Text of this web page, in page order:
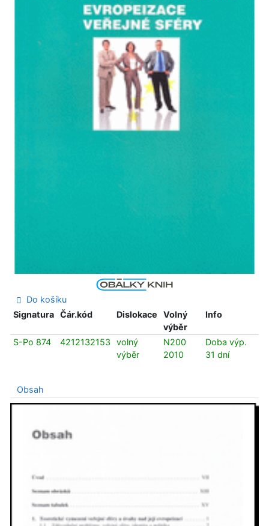
Do košíku
Signatura
Čár.kód Dislokace
Volný
výběr
Info
S-Po 874 4212132153
volný
výběr
N200
2010
Doba výp.
31 dní
Obsah